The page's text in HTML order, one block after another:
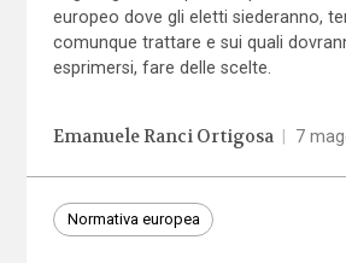
europeo dove gli eletti siederanno,
comunque trattare e sui quali
esprimersi, fare delle scelte.
Emanuele Ranci Ortigosa 7
Normativa europea